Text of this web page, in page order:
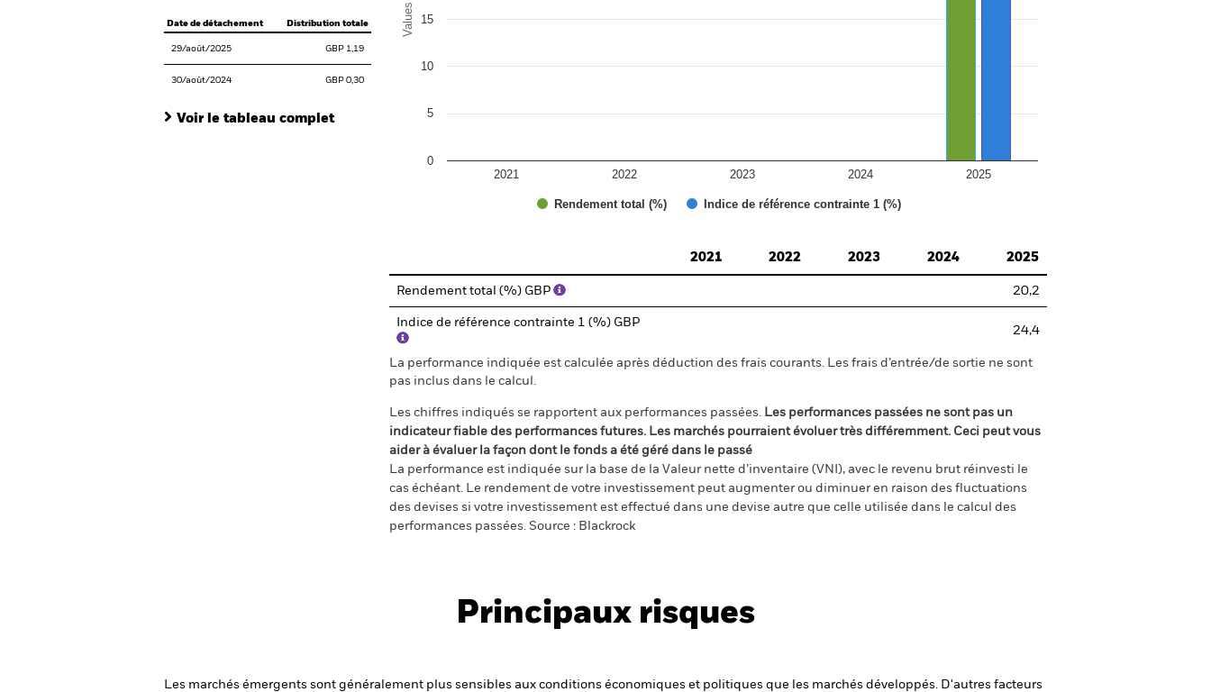
Date de détachement Distribution totale
29/août/2025 GBP 1,19
30/août/2024 GBP 0,30
Voir le tableau complet
Values
Rendement total (%) Indice de référence contrainte 1 (%)
2021 2022 2023 2024 2025
0
5
10
15
2021
2022 2023 2024 2025
Rendement total (%) GBP 20,2
Indice de référence contrainte 1 (%) GBP
24,4
La performance indiquée est calculée après déduction des frais courants. Les frais d’entrée/de sortie ne sont
pas inclus dans le calcul.
Les chiffres indiqués se rapportent aux performances passées. Les performances passées ne sont pas un
indicateur fiable des performances futures. Les marchés pourraient évoluer très différemment. Ceci peut vous
aider à évaluer la façon dont le fonds a été géré dans le passé
La performance est indiquée sur la base de la Valeur nette d’inventaire (VNI), avec le revenu brut réinvesti le
cas échéant. Le rendement de votre investissement peut augmenter ou diminuer en raison des fluctuations
des devises si votre investissement est effectué dans une devise autre que celle utilisée dans le calcul des
performances passées. Source : Blackrock
Principaux risques
Les marchés émergents sont généralement plus sensibles aux conditions économiques et politiques que les marchés développés. D'autres facteurs